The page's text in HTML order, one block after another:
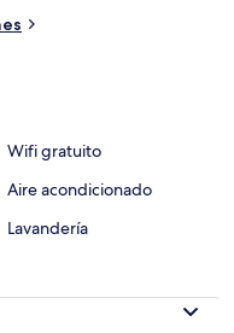
Wifi gratuito
Aire acondicionado
Lavandería